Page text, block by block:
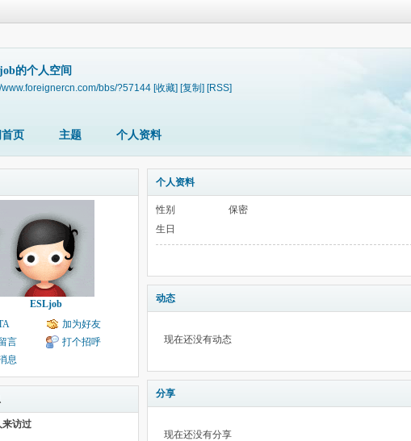
的个人空间
www.foreignercn.com/bbs/?57144 [收藏] [复制] [RSS]
页 主题 个人资料
ESLjob
加为好友
言
打个招呼
息
来访过
个人资料
性别
保密
生日
动态
现在还没有动态
分享
现在还没有分享